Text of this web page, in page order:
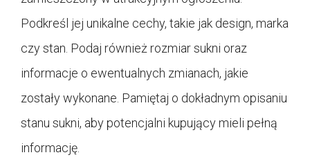
Podkreśl jej unikalne cechy, takie jak design, marka
czy stan. Podaj również rozmiar sukni oraz
informacje o ewentualnych zmianach, jakie
zostały wykonane. Pamiętaj o dokładnym opisaniu
stanu sukni, aby potencjalni kupujący mieli pełną
informację.